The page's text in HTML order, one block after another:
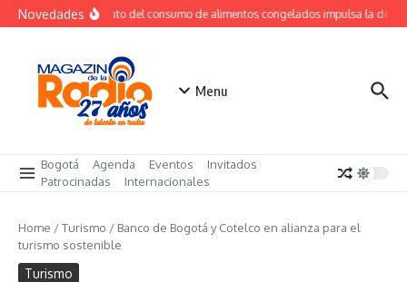
Saltar al contenido
NovedadesCrecimiento del consumo de alimentos congelados impulsa la
Menu
Bogotá Agenda Eventos
Invitados
Patrocinadas
Internacionales
Home /Turismo / Banco de Bogotá y Cotelco en alianza para el
turismo sostenible
Turismo